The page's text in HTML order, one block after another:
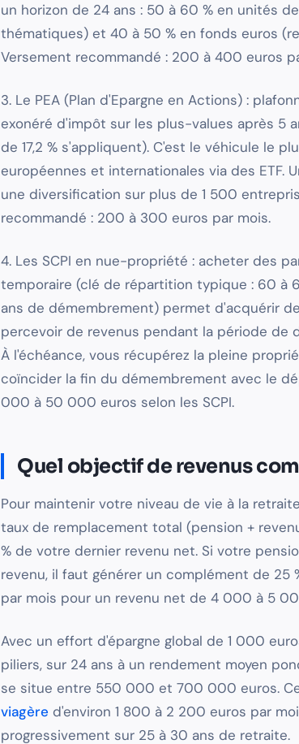
un horizon de 24 ans : 50 à 60 % en unités
thématiques) et 40 à 50 % en fonds euros
Versement recommandé : 200 à 400 euros
3. Le PEA (Plan d'Epargne en Actions) :
exonéré d'impôt sur les plus-values après 5
de 17,2 % s'appliquent). C'est le véhicule le
européennes et internationales via des ETF.
une diversification sur plus de 1 500
recommandé : 200 à 300 euros par mois.
4. Les SCPI en nue-propriété : acheter des
temporaire (clé de répartition typique : 60 à
ans de démembrement) permet d'acquérir
percevoir de revenus pendant la période de
À l'échéance, vous récupérez la pleine
coïncider la fin du démembrement avec le
000 à 50 000 euros selon les SCPI.
Quel objectif de revenus
Pour maintenir votre niveau de vie à la
taux de remplacement total (pension +
% de votre dernier revenu net. Si votre
revenu, il faut générer un complément de 25
par mois pour un revenu net de 4 000 à 5
Avec un effort d'épargne global de 1 000
piliers, sur 24 ans à un rendement moyen
se situe entre 550 000 et 700 000 euros.
viagère d'environ 1 800 à 2 200 euros par
progressivement sur 25 à 30 ans de retraite.